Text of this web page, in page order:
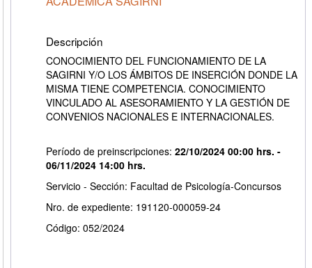
Descripción
CONOCIMIENTO DEL FUNCIONAMIENTO DE LA
SAGIRNI Y/O LOS ÁMBITOS DE INSERCIÓN DONDE LA
MISMA TIENE COMPETENCIA. CONOCIMIENTO
VINCULADO AL ASESORAMIENTO Y LA GESTIÓN DE
CONVENIOS NACIONALES E INTERNACIONALES.
Período de preinscripciones: 22/10/2024 00:00 hrs. -
06/11/2024 14:00 hrs.
Servicio - Sección: Facultad de Psicología-Concursos
Nro. de expediente: 191120-000059-24
Código: 052/2024